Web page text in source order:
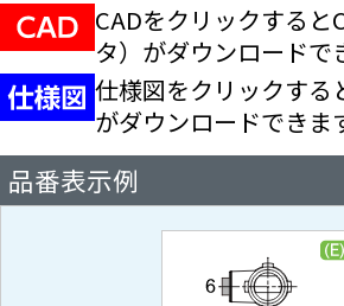
CADをクリックすると
タ）がダウンロードで
仕様図をクリックする
がダウンロードできま
品番表示例